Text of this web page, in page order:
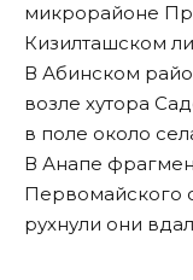
микрорайоне
Кизилташском
В Абинском
возле хутора
в поле около
В Анапе
Первомайского
рухнули они